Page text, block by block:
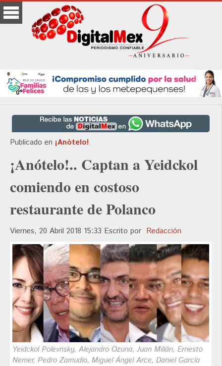
Publicado en ¡Anótelo!
¡Anótelo!.. Captan a Yeidckol
comiendo en costoso
restaurante de Polanco
Viernes, 20 Abril 2018 15:33 Escrito por Redacción
Yeidckol Polevnsky, Alejandro Ozuna, Juan Millán, Ernesto
Nemer, Pedro Zamudio, Miguel Ángel Arce, Daniel García